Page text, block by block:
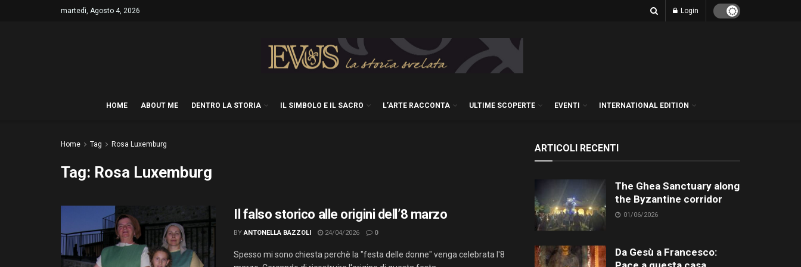
martedì, Agosto 4, 2026 Login
HOME ABOUT ME DENTRO LA STORIA IL SIMBOLO E IL SACRO L’ARTE RACCONTA ULTIME SCOPERTE EVENTI INTERNATIONAL EDITION
Home Tag Rosa Luxemburg
Tag: Rosa Luxemburg
Il falso storico alle origini dell’8 marzo
BY ANTONELLA BAZZOLI 24/04/2026 0
Spesso mi sono chiesta perchè la "festa delle donne" venga celebrata l'8
ARTICOLI RECENTI
The Ghea Sanctuary along
the Byzantine corridor
01/06/2026
Da Gesù a Francesco: